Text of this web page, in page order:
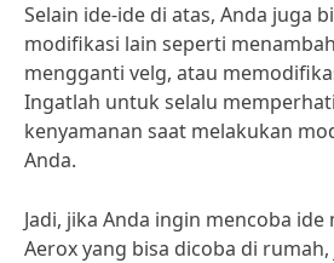
Selain ide-ide di atas, Anda juga
modifikasi lain seperti
mengganti velg, atau
Ingatlah untuk selalu
kenyamanan saat melakukan
Anda.
Jadi, jika Anda ingin mencoba
Aerox yang bisa dicoba di